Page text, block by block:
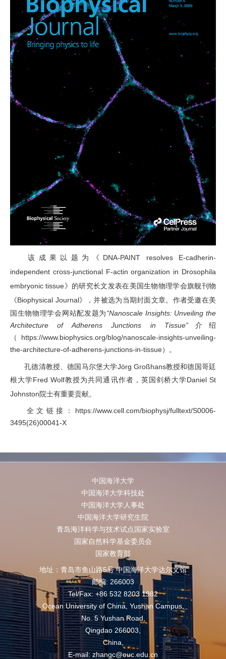
该成果以 题 为 《 DNA-PAINT resolves E-cadherin-
independent cross-junctional F-actin organization in Drosophila
embryonic tissue》 的研究长文发表在美国生物物理学会旗舰刊物
《Biophysical Journal》
，并被选为当期封面文章。作者受邀在美
国生物物理学会网站配发题为“Nanoscale Insights: Unveiling the
Architecture of Adherens Junctions in Tissue” 介绍
（ https://www.biophysics.org/blog/nanoscale-insights-unveiling-
the-architecture-of-adherens-junctions-in-tissue）。
孔德清教授、德国马尔堡大学Jörg Großhans教授和德国哥廷
根大学Fred Wolf教授为共同通讯作者， 英国剑桥大学Daniel St
Johnston院士有重要贡献。
全文链接： https://www.cell.com/biophysj/fulltext/S0006-
3495(26)00041-X
中国海洋大学
中国海洋大学科技处
中国海洋大学人事处
中国海洋大学研究生院
青岛海洋科学与技术试点国家实验室
国家自然科学基金委员会
国家教育部
地址：青岛市鱼山路5号 中国海洋大学达尔文馆
邮编: 266003
Tel/Fax: +86 532 8203 1982
Ocean University of China, Yushan Campus,
No. 5 Yushan Road,
Qingdao 266003,
China,
E-mail: zhangc@ouc.edu.cn